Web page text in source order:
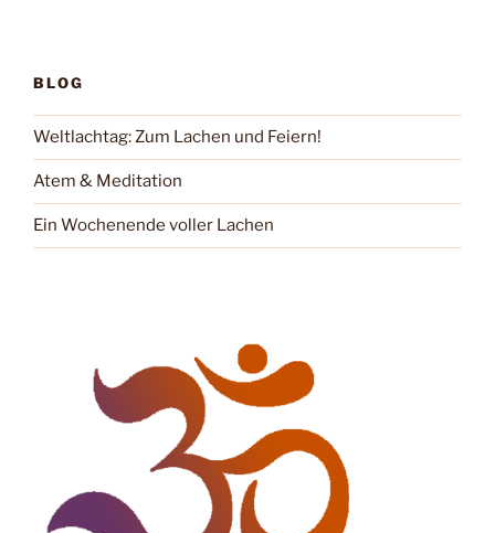
BLOG
Weltlachtag: Zum Lachen und Feiern!
Atem & Meditation
Ein Wochenende voller Lachen